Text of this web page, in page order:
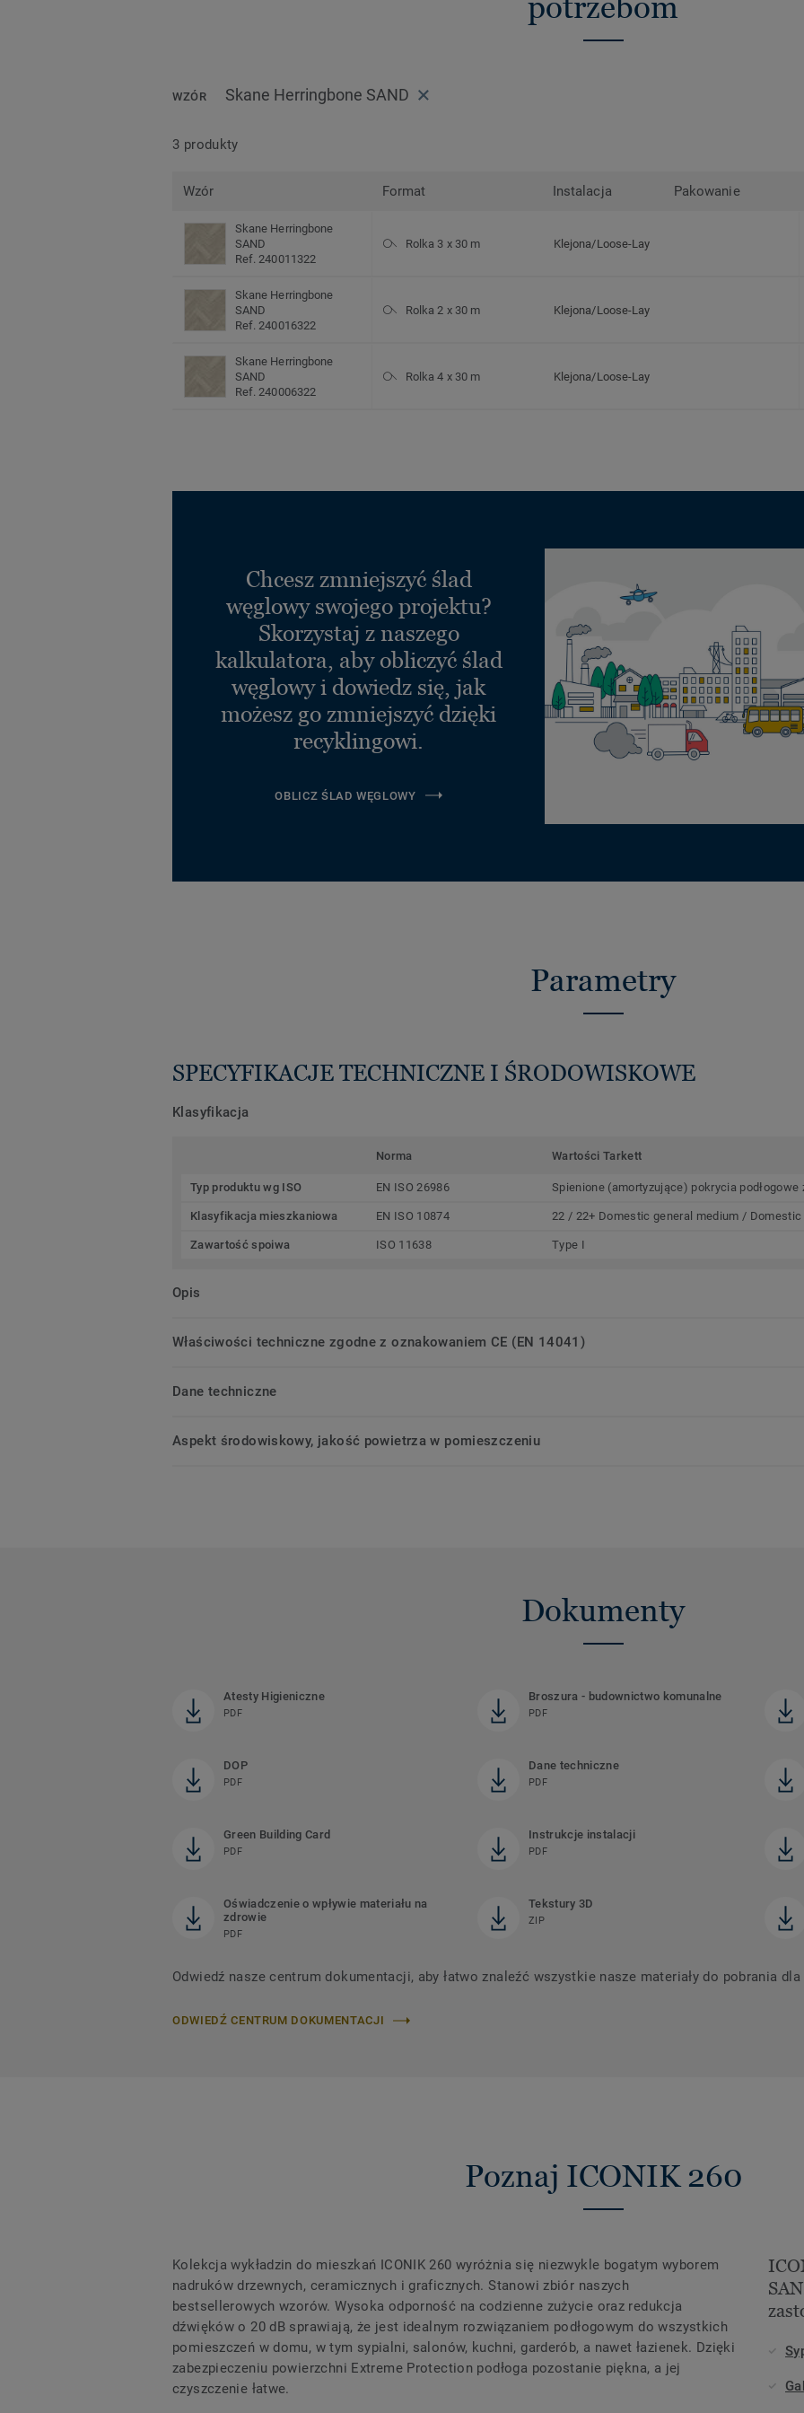
potrzebom
WZÓR Skane Herringbone SAND
3 produkty
Wzór Format Instalacja Pakowanie
Skane Herringbone
SAND
Ref. 240011322
Rolka 3 x 30 m Klejona/Loose-Lay
Skane Herringbone
SAND
Ref. 240016322
Rolka 2 x 30 m Klejona/Loose-Lay
Skane Herringbone
SAND
Ref. 240006322
Rolka 4 x 30 m Klejona/Loose-Lay
Chcesz zmniejszyć ślad
węglowy swojego projektu?
Skorzystaj z naszego
kalkulatora, aby obliczyć ślad
węglowy i dowiedz się, jak
możesz go zmniejszyć dzięki
recyklingowi.
OBLICZ ŚLAD WĘGLOWY
Parametry
SPECYFIKACJE TECHNICZNE I ŚRODOWISKOWE
Klasyfikacja
Norma Wartości Tarkett
Typ produktu wg ISO EN ISO 26986 Spienione (amortyzujące) pokrycia
Klasyfikacja mieszkaniowa EN ISO 10874 22 / 22+ Domestic general medium / Domestic
Zawartość spoiwa ISO 11638 Type I
Opis
Właściwości techniczne zgodne z oznakowaniem CE (EN 14041)
Dane techniczne
Aspekt środowiskowy, jakość powietrza w pomieszczeniu
Dokumenty
Atesty Higieniczne
PDF
Broszura - budownictwo komunalne
PDF
DOP
PDF
Dane techniczne
PDF
Green Building Card
PDF
Instrukcje instalacji
PDF
Oświadczenie o wpływie materiału na
zdrowie
PDF
Tekstury 3D
ZIP
Odwiedź nasze centrum dokumentacji, aby łatwo znaleźć wszystkie nasze materiały do ​​pobrania dla
ODWIEDŹ CENTRUM DOKUMENTACJI
Poznaj ICONIK 260
Kolekcja wykładzin do mieszkań ICONIK 260 wyróżnia się niezwykle bogatym wyborem
nadruków drzewnych, ceramicznych i graficznych. Stanowi zbiór naszych
bestsellerowych wzorów. Wysoka odporność na codzienne zużycie oraz redukcja
dźwięków o 20 dB sprawiają, że jest idealnym rozwiązaniem podłogowym do wszystkich
pomieszczeń w domu, w tym sypialni, salonów, kuchni, garderób, a nawet łazienek. Dzięki
zabezpieczeniu powierzchni Extreme Protection podłoga pozostanie piękna, a jej
czyszczenie łatwe.